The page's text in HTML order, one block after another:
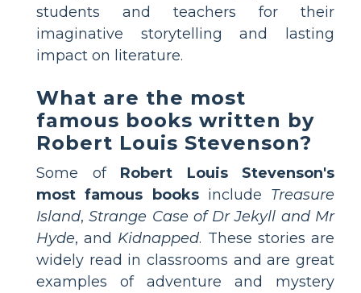
students and teachers for their
imaginative storytelling and lasting
impact on literature.
What are the most
famous books written by
Robert Louis Stevenson?
Some of Robert Louis Stevenson's
most famous booksinclude Treasure
Island,Strange Case of Dr Jekyll and Mr
Hyde, and Kidnapped. These stories are
widely read in classrooms and are great
examples of adventure and mystery